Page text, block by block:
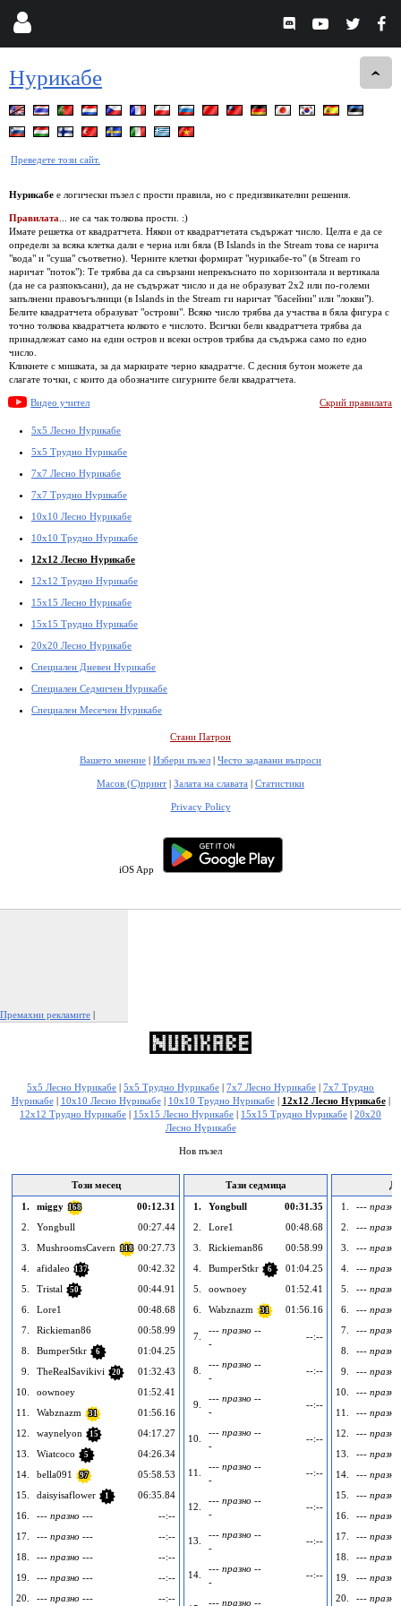
Нурикабе
Преведете този сайт.
Нурикабе е логически пъзел с прости правила, но с предизвикателни решения.
Правилата ... не са чак толкова прости. :)
Имате решетка от квадратчета. Някои от квадратчетата съдържат число. Целта е да се
определи за всяка клетка дали е черна или бяла (В Islands in the Stream това се нарича
"вода" и "суша" съответно). Черните клетки формират "нурикабе-то" (в Stream го
наричат "поток"): Те трябва да са свързани непрекъснато по хоризонтала и вертикала
(да не са разпокъсани), да не съдържат число и да не образуват 2x2 или по-големи
запълнени правоъгълници (в Islands in the Stream ги наричат "басейни" или "локви").
Белите квадратчета образуват "острови". Всяко число трябва да участва в бяла фигура с
точно толкова квадратчета колкото е числото. Всички бели квадратчета трябва да
принадлежат само на един остров и всеки остров трябва да съдържа само по едно
число.
Кликнете с мишката, за да маркирате черно квадратче. С десния бутон можете да
слагате точки, с които да обозначите сигурните бели квадратчета.
Видео учител Скрий правилата
5x5 Лесно Нурикабе
5x5 Трудно Нурикабе
7x7 Лесно Нурикабе
7x7 Трудно Нурикабе
10x10 Лесно Нурикабе
10x10 Трудно Нурикабе
12x12 Лесно Нурикабе
12x12 Трудно Нурикабе
15x15 Лесно Нурикабе
15x15 Трудно Нурикабе
20x20 Лесно Нурикабе
Специален Дневен Нурикабе
Специален Седмичен Нурикабе
Специален Месечен Нурикабе
Стани Патрон
Вашето мнение | Избери пъзел | Често задавани въпроси
Масов (С)принт | Залата на славата | Статистики
Privacy Policy
iOS App
Премахни рекламите |
5x5 Лесно Нурикабе | 5x5 Трудно Нурикабе | 7x7 Лесно Нурикабе | 7x7 Трудно
Нурикабе| 10x10 Лесно Нурикабе| 10x10 Трудно Нурикабе| 12x12 Лесно Нурикабе|
12x12 Трудно Нурикабе | 15x15 Лесно Нурикабе | 15x15 Трудно Нурикабе | 20x20
Лесно Нурикабе
Нов пъзел
Този месец
1.
miggy 168
00:12.31
2.
Yongbull
00:27.44
3.
MushroomsCavern 118 00:27.73
4.
afidaleo 137
00:42.32
5.
Tristal 50
00:44.91
6.
Lore1
00:48.68
7.
Rickieman86
00:58.99
8.
BumperStkr 6
01:04.25
9.
TheRealSavikivi 20
01:32.43
10.
oownoey
01:52.41
11.
Wabznazm 31
01:56.16
12.
waynelyon 15
04:17.27
13.
Wiatcoco 5
04:26.34
14.
bella091 97
05:58.53
15.
daisyisaflower 1
06:35.84
16.
--- празно ---
--:--
17.
--- празно ---
--:--
18.
--- празно ---
--:--
19.
--- празно ---
--:--
20.
--- празно --- --:--
Тази седмица
1.
Yongbull
00:31.35
2.
Lore1
00:48.68
3.
Rickieman86
00:58.99
4.
BumperStkr 6
01:04.25
5.
oownoey
01:52.41
6.
Wabznazm 31 01:56.16
7.
--- празно --
-
--:--
8.
--- празно --
-
--:--
9.
--- празно --
-
--:--
10.
--- празно --
-
--:--
11.
--- празно --
-
--:--
12.
--- празно --
-
--:--
13.
--- празно --
-
--:--
14.
--- празно --
-
--:--
--- празно --
1.
---
2.
---
3.
---
4.
---
5.
---
6.
---
7.
---
8.
---
9.
---
10.
---
11.
---
12.
---
13.
---
14.
---
15.
---
16.
---
17.
---
18.
---
19.
---
20.
---